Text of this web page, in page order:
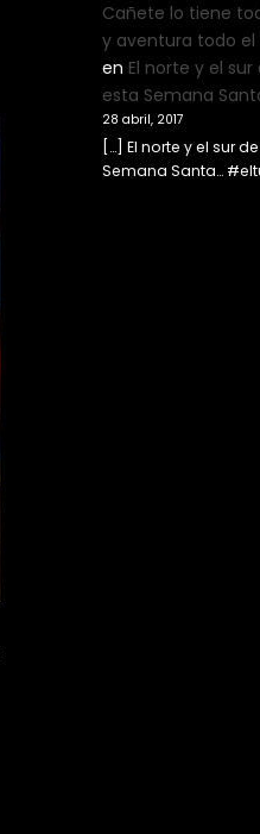
Cañete lo tiene
y aventura todo el
en El norte y el
esta Semana
28 abril, 2017
[…] El norte y el sur
Semana Santa…